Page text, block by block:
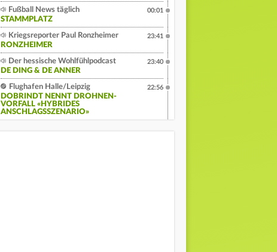
Fußball News täglich
STAMMPLATZ
00:01
Kriegsreporter Paul Ronzheimer
RONZHEIMER
23:41
Der hessische Wohlfühlpodcast
DE DING & DE ANNER
23:40
Flughafen Halle/Leipzig
DOBRINDT NENNT DROHNEN-
VORFALL «HYBRIDES
ANSCHLAGSSZENARIO»
22:56